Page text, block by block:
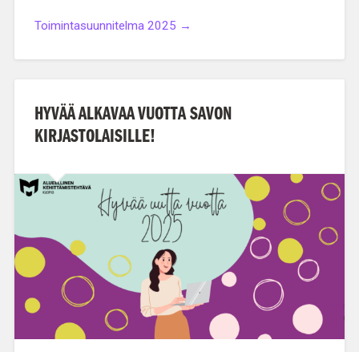
Toimintasuunnitelma 2025 →
HYVÄÄ ALKAVAA VUOTTA SAVON
KIRJASTOLAISILLE!